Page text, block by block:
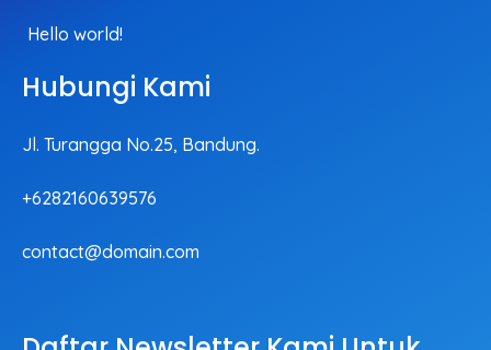
Hello world!
Hubungi Kami
Jl. Turangga No.25, Bandung.
+6282160639576
contact@domain.com